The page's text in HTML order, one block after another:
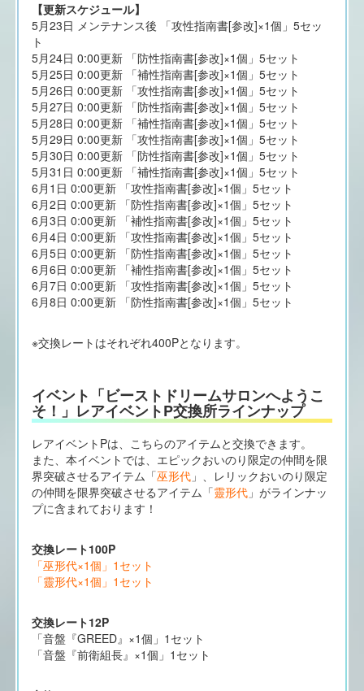
【更新スケジュール】
5月23日 メンテナンス後 「攻性指南書[参改]×1個」5セッ
ト
5月24日 0:00更新 「防性指南書[参改]×1個」5セット
5月25日 0:00更新 「補性指南書[参改]×1個」5セット
5月26日 0:00更新 「攻性指南書[参改]×1個」5セット
5月27日 0:00更新 「防性指南書[参改]×1個」5セット
5月28日 0:00更新 「補性指南書[参改]×1個」5セット
5月29日 0:00更新 「攻性指南書[参改]×1個」5セット
5月30日 0:00更新 「防性指南書[参改]×1個」5セット
5月31日 0:00更新 「補性指南書[参改]×1個」5セット
6月1日 0:00更新 「攻性指南書[参改]×1個」5セット
6月2日 0:00更新 「防性指南書[参改]×1個」5セット
6月3日 0:00更新 「補性指南書[参改]×1個」5セット
6月4日 0:00更新 「攻性指南書[参改]×1個」5セット
6月5日 0:00更新 「防性指南書[参改]×1個」5セット
6月6日 0:00更新 「補性指南書[参改]×1個」5セット
6月7日 0:00更新 「攻性指南書[参改]×1個」5セット
6月8日 0:00更新 「防性指南書[参改]×1個」5セット
※交換レートはそれぞれ400Pとなります。
イベント「ビーストドリームサロンへようこ
そ！」レアイベントP交換所ラインナップ
レアイベントPは、こちらのアイテムと交換できます。
また、本イベントでは、エピックおいのり限定の仲間を限
界突破させるアイテム「巫形代」、レリックおいのり限定
の仲間を限界突破させるアイテム「靈形代」がラインナッ
プに含まれております！
交換レート100P
「巫形代×1個」1セット
「靈形代×1個」1セット
交換レート12P
「音盤『GREED』×1個」1セット
「音盤『前衛組長』×1個」1セット